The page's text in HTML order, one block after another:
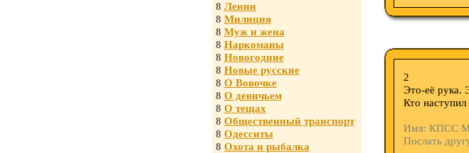
8 Ленин
8 Милиция
8 Муж и жена
8 Наркоманы
8 Новогодние
8 Новые русские
8 О Вовочке
8 О девичьем
8 О тещах
8 Общественный транспорт
8 Одесситы
8 Охота и рыбалка
2
Это-её рука.
Кто
Имя: КПСС
Послать